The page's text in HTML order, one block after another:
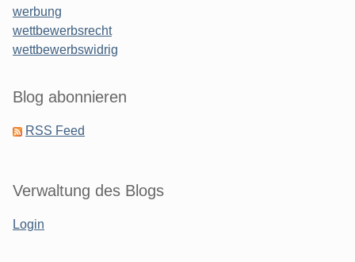
werbung
wettbewerbsrecht
wettbewerbswidrig
Blog abonnieren
RSS Feed
Verwaltung des Blogs
Login